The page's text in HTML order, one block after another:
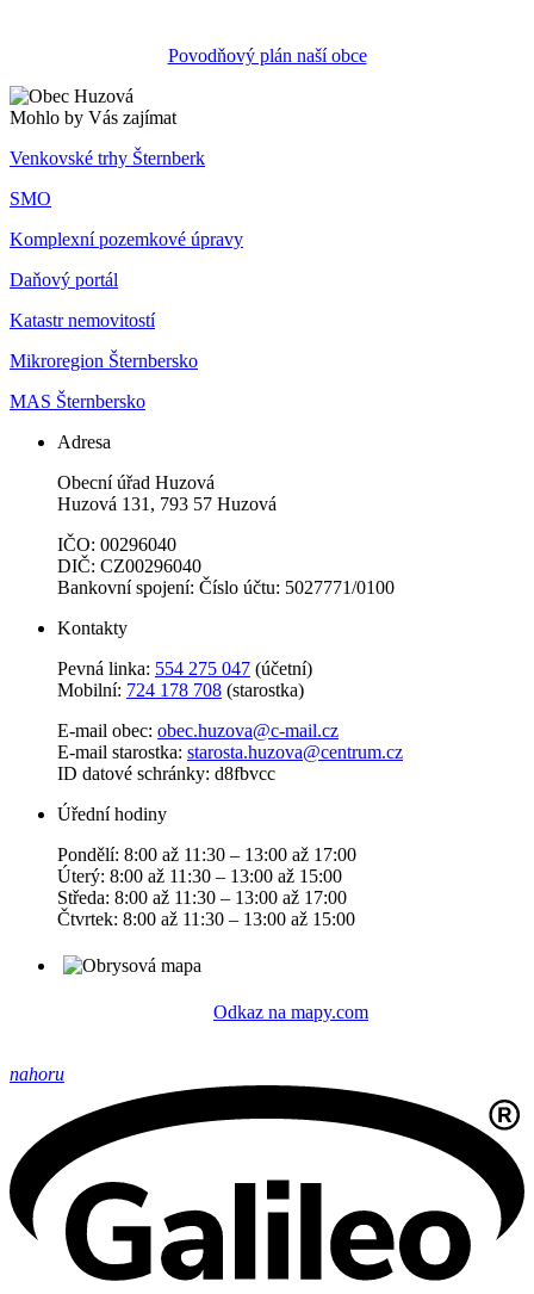
Povodňový plán naší obce
Mohlo by Vás zajímat
Venkovské trhy Šternberk
SMO
Komplexní pozemkové úpravy
Daňový portál
Katastr nemovitostí
Mikroregion Šternbersko
MAS Šternbersko
Adresa
Obecní úřad Huzová
Huzová 131, 793 57 Huzová
IČO: 00296040
DIČ: CZ00296040
Bankovní spojení: Číslo účtu: 5027771/0100
Kontakty
Pevná linka: 554 275 047 (účetní)
Mobilní: 724 178 708 (starostka)
E-mail obec: obec.huzova@c-mail.cz
E-mail starostka: starosta.huzova@centrum.cz
ID datové schránky: d8fbvcc
Úřední hodiny
Pondělí: 8:00 až 11:30 – 13:00 až 17:00
Úterý: 8:00 až 11:30 – 13:00 až 15:00
Středa: 8:00 až 11:30 – 13:00 až 17:00
Čtvrtek: 8:00 až 11:30 – 13:00 až 15:00
Odkaz na mapy.com
nahoru